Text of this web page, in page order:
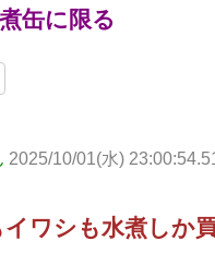
缶に限る
2025/10/01(水)
イワシも水煮しか